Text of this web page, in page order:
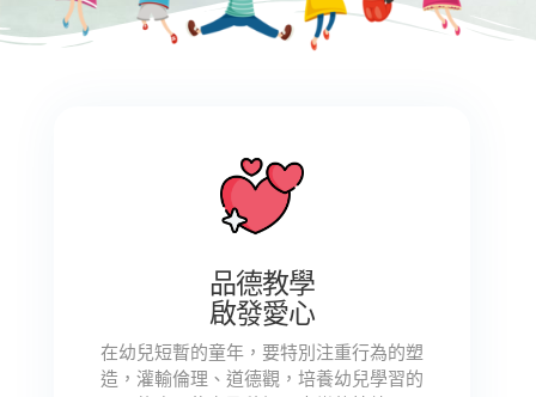
品德教學
啟發愛心
在幼兒短暫的童年，要特別注重行為的塑
造，灌輸倫理、道德觀，培養幼兒學習的